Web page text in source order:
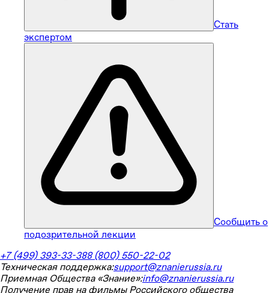
Стать
экспертом
Сообщить о
подозрительной лекции
+7 (499) 393-33-388 (800) 550-22-02
Техническая поддержка:support@znanierussia.ru
Приемная Общества «Знание»:info@znanierussia.ru
Получение прав на фильмы Российского общества